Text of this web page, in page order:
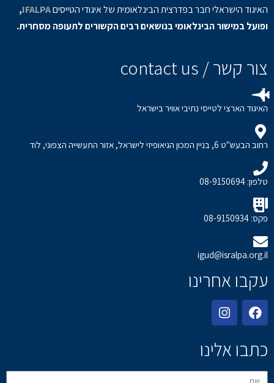
האיגוד הישראלי חבר בפדרצית הבינלאומית של איגודי הטייסיםIFALPA
,
ופועל במישור הבינלאומי בנושאים רבים הקשורים לתעופה מסחרית.
צור קשר / contact us
האיגוד הארצי לטייסי נתיבי אוויר בישראל
רחוב הבעש"ט 6, בניין המכון הגיאופיזי לישראל, אזור התעשייה הצפוני, לוד
טלפון: 08-9150694
פקס: 08-9150934
igud@isralpa.org.il
עקבו אחרינו
כתבו אלינו